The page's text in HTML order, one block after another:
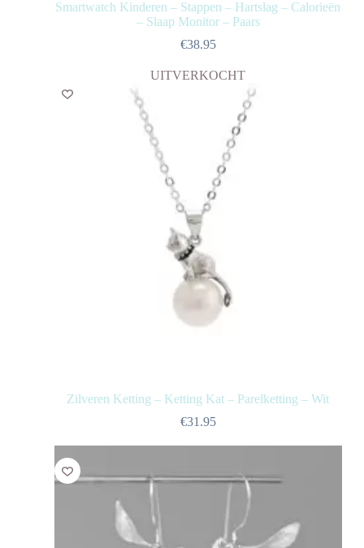
Smartwatch Kinderen – Stappen – Hartslag – Calorieën
– Slaap Monitor – Paars
€38.95
UITVERKOCHT
Zilveren Ketting – Ketting Kat – Parelketting – Wit
€31.95